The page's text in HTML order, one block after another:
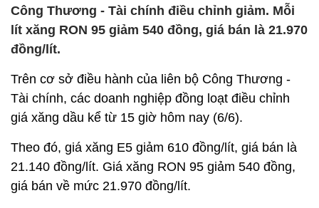
Công Thương - Tài chính điều chỉnh giảm. Mỗi
lít xăng RON 95 giảm 540 đồng, giá bán là 21.970
đồng/lít.
Trên cơ sở điều hành của liên bộ Công Thương -
Tài chính, các doanh nghiệp đồng loạt điều chỉnh
giá xăng dầu kể từ 15 giờ hôm nay (6/6).
Theo đó, giá xăng E5 giảm 610 đồng/lít, giá bán là
21.140 đồng/lít. Giá xăng RON 95 giảm 540 đồng,
giá bán về mức 21.970 đồng/lít.